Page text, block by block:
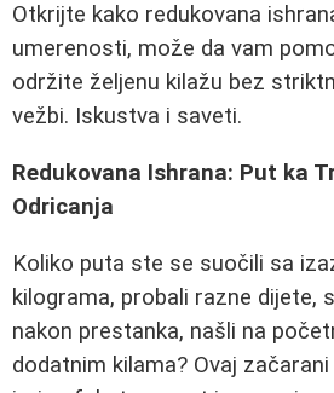
Otkrijte kako redukovana
umerenosti, može da vam
održite željenu kilažu bez
vežbi. Iskustva i saveti.
Redukovana Ishrana: Put ka
Odricanja
Koliko puta ste se suočili sa
kilograma, probali razne dijete,
nakon prestanka, našli na
dodatnim kilama? Ovaj